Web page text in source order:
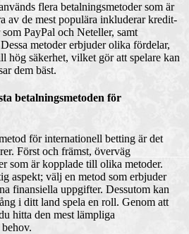
flera betalningsmetoder som är
av de mest populära inkluderar kredit-
PayPal och Neteller, samt
metoder erbjuder olika fördelar,
hög säkerhet, vilket gör att spelare kan
dem bäst.
betalningsmetoden för
för internationell betting är det
Först och främst, överväg
som är kopplade till olika metoder.
aspekt; välj en metod som erbjuder
finansiella uppgifter. Dessutom kan
i ditt land spela en roll. Genom att
hitta den mest lämpliga